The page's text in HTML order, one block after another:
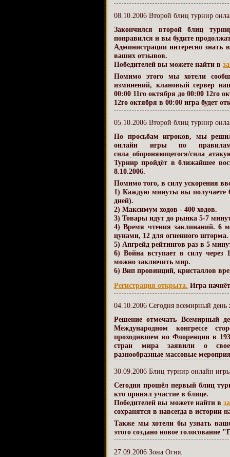
08.10.2006 Второй блиц турнир
Закончился второй блиц
понравился и вы будите
Администрации интересно
ваших отзывов.
Победителей вы можете найти в
Помимо этого мы хотели
изминений, клановый сервер
00:00 11го октября до 00:00 12го
12го октября в 00:00 игра будет
05.10.2006 Второй блиц турнир
По просьбам игроков, мы
онлайн игры по
сила_обороняющегося/
Турнир пройдёт в ближайшее
8.10.2006.
Помимо того, в силу ускорения
1) Каждую минуты вы получаете
дней).
2) Максимум ходов - 400 ходов.
3) Товары идут до рынка 5-7
4) Время чтения заклинаний. 6
цунами, 12 для огненного шторма.
5) Апгрейд рейтингов раз в 5
6) Война вступает в силу через
можно заключить мир.
6) Вип провинций, кристаллов
Регистрация открыта. Игра
04.10.2006 Сегодня всемирный
Решение отмечать Всемирный
Международном конгрессе
проходившем во Флоренции в
стран мира заявили о своей
разнообразные массовые
30.09.2006 Блиц турнир онлайн
Сегодня прошёл первый блиц
кто принял участие в блице.
Победителей вы можете найти в
сохранятся в навсегда в истории
Также мы хотели бы узнать
этого создано новое
27.09.2006 Зона Огня.